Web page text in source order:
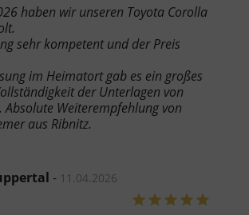
haben wir unseren Toyota Corolla
sehr kompetent und der Preis
im Heimatort gab es ein großes
der Unterlagen von
Absolute Weiterempfehlung von
aus Ribnitz.
- 11.04.2026